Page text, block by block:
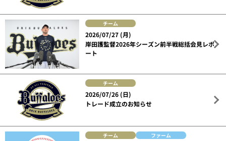
チーム
2026/07/27 (月)
岸田護監督2026年シーズン前半戦総括会見レポ
ート
チーム
2026/07/26 (日)
トレード成立のお知らせ
チーム ファーム